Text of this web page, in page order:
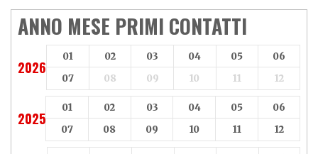
Aeon
Aspes
Axy
Baotian
ANNO MESE PRIMI CONTATTI
2026
01 02 03 04 05
06
07
08 09 10 11 12
2025
01 02 03 04 05
06
07
08 09 10 11 12